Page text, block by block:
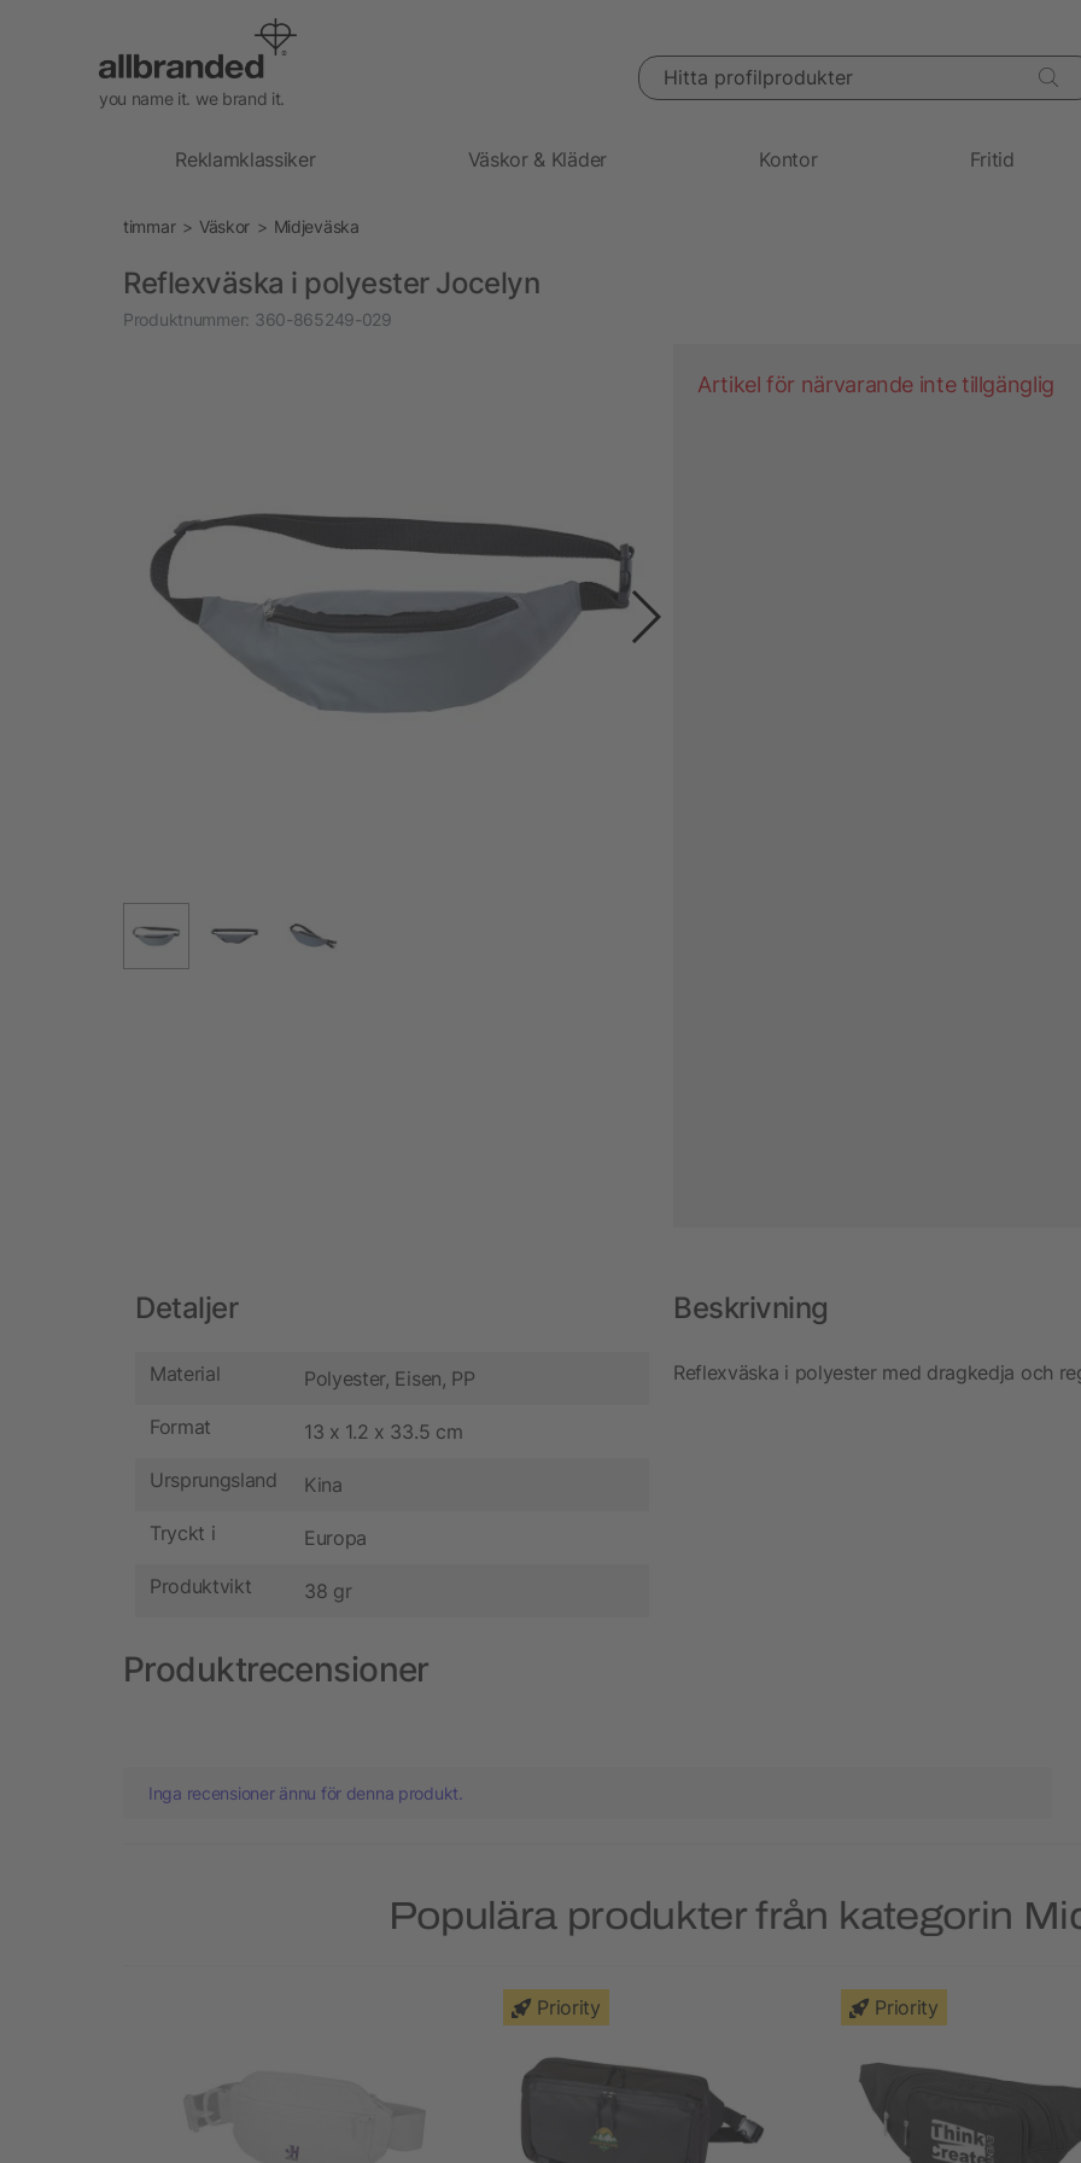
you name it. we brand it.
Hitta profilprodukter
Reklamklassiker Väskor & Kläder Kontor Fritid
timmar Väskor Midjeväska
Reflexväska i polyester Jocelyn
Produktnummer: 360-865249-029
Artikel för närvarande inte tillgänglig
Detaljer
Material Polyester, Eisen, PP
Format 13 x 1.2 x 33.5 cm
Ursprungsland Kina
Tryckt i Europa
Produktvikt 38 gr
Beskrivning
Reflexväska i polyester med dragkedja och
Produktrecensioner
Inga recensioner ännu för denna produkt.
Populära produkter från kategorin
Priority Priority